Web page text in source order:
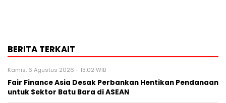
BERITA TERKAIT
Kamis, 6 Agustus 2026 - 13:02 WIB
Fair Finance Asia Desak Perbankan Hentikan Pendanaan
untuk Sektor Batu Bara di ASEAN